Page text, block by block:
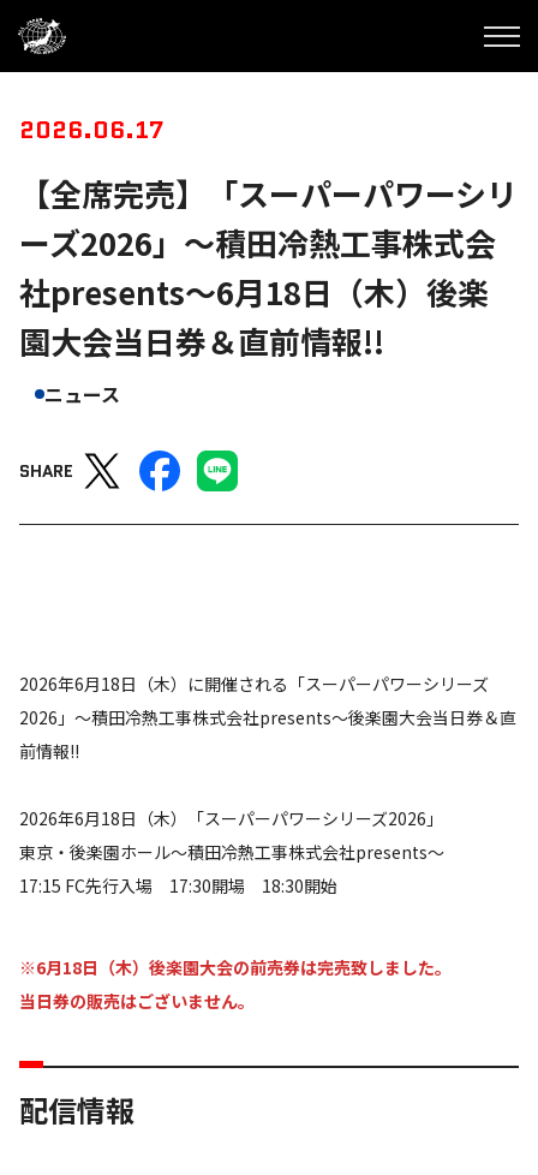
2026.06.17
【全席完売】「スーパーパワーシリ
ーズ2026」～積田冷熱工事株式会
社presents～6月18日（木）後楽
園大会当日券＆直前情報!!
ニュース
SHARE
2026年6月18日（木）に開催される「スーパーパワーシリーズ
2026」～積田冷熱工事株式会社presents～後楽園大会当日券＆直
前情報!!
2026年6月18日（木）「スーパーパワーシリーズ2026」
東京・後楽園ホール～積田冷熱工事株式会社presents～
17:15 FC先行入場 17:30開場 18:30開始
※6月18日（木）後楽園大会の前売券は完売致しました。
当日券の販売はございません。
配信情報